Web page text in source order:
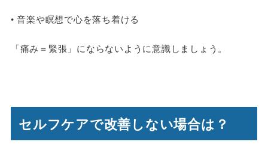
• 音楽や瞑想で心を落ち着ける
「痛み＝緊張」にならないように意識しましょう。
セルフケアで改善しない場合は？